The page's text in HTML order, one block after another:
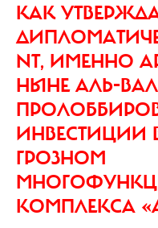
КАК
NT, ИМЕННО
НЫНЕ АЛЬ-
ИНВЕСТИЦИИ
ГРОЗНОМ
КОМПЛЕКСА